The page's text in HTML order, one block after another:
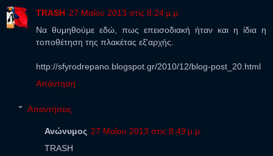
TRASH 27 Μαΐου 2013 στις 8:24 μ.μ.
Να θυμηθούμε εδώ, πως επεισοδιακή ήταν και η ίδια η
τοποθέτηση της πλακέτας εξ'αρχής.
http://sfyrodrepano.blogspot.gr/2010/12/blog-post_20.html
Απάντηση
Απαντήσεις
Ανώνυμος 27 Μαΐου 2013 στις 8:49 μ.μ.
TRASH